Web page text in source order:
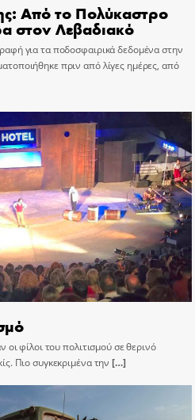
Από το Πολύκαστρο
στον Λεβαδιακό
για τα ποδοσφαιρικά δεδομένα στην
πριν από λίγες ημέρες, από
φίλοι του πολιτισμού σε θερινό
Πιο συγκεκριμένα την […]